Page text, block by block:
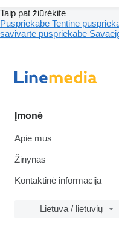
Taip pat žiūrėkite
Puspriekabe Tentine
savivarte puspriekabe
Įmonė
Apie mus
Žinynas
Kontaktinė informacija
Lietuva / lietuvių